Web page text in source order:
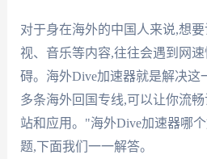
对于身在海外的中国人来说,想
视、音乐等内容,往往会遇到网
碍。海外Dive加速器就是解决这
多条海外回国专线,可以让你流
站和应用。"海外Dive加速器哪
题,下面我们一一解答。